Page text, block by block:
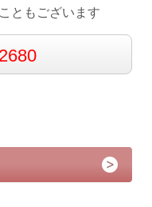
ともございます